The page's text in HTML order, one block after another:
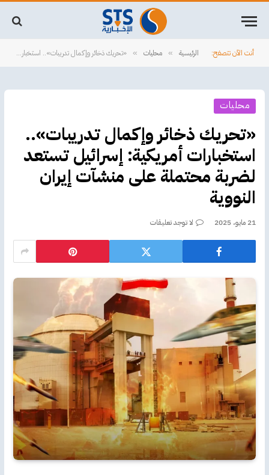
أنت الآن تتصفح: الرئيسية » محليات » «تحريك ذخائر وإكمال تدريبات».. استخبارات أمريكية: إسرائيل تستعد لضربة محتملة على منشآت إيران النووية
محليات
«تحريك ذخائر وإكمال تدريبات»..
استخبارات أمريكية: إسرائيل تستعد
لضربة محتملة على منشآت إيران
النووية
21 مايو، 2025 لا توجد تعليقات